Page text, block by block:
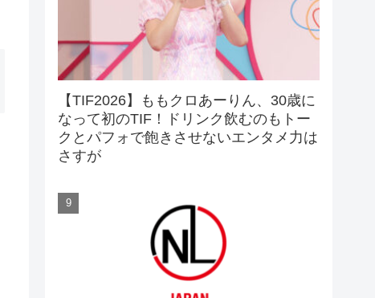
【TIF2026】ももクロあーりん、30歳に
なって初のTIF！ドリンク飲むのもトー
クとパフォで飽きさせないエンタメ力は
さすが